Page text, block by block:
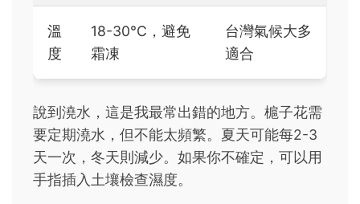
溫
度
18-30°C，避免
霜凍
台灣氣候大多
適合
說到澆水，這是我最常出錯的地方。槴子花需
要定期澆水，但不能太頻繁。夏天可能每2-3
天一次，冬天則減少。如果你不確定，可以用
手指插入土壤檢查濕度。